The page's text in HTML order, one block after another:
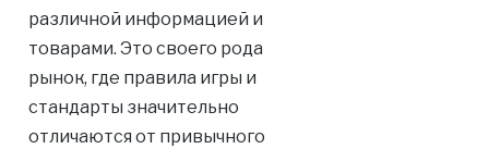
различной информацией и
товарами. Это своего рода
рынок, где правила игры и
стандарты значительно
отличаются от привычного